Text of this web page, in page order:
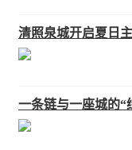
清照泉城开启夏日
一条链与一座城的
业崛起密码